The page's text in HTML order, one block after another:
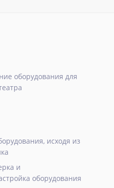
оборудования для
исходя из
и
оборудования